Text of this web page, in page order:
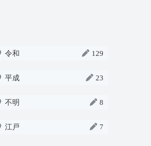
令和 129
平成 23
不明 8
江戸 7